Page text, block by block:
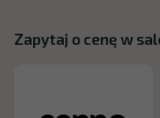
Zapytaj o cenę w